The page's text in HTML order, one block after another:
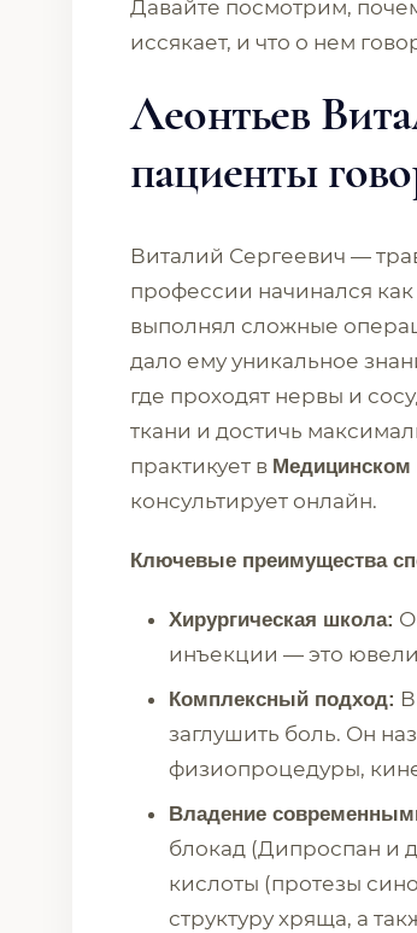
Давайте посмотрим,
иссякает, и что о нем
Леонтьев
пациенты
Виталий Сергеевич —
профессии начинался
выполнял сложные
дало ему уникальное
где проходят нервы и
ткани и достичь
практикует в Медицинском
консультирует онлайн.
Ключевые преимущества
Хирургическая школа:
инъекции — это
Комплексный подход:
заглушить боль. Он
физиопроцедуры,
Владение
блокад (Дипроспан и
кислоты (протезы
структуру хряща, а